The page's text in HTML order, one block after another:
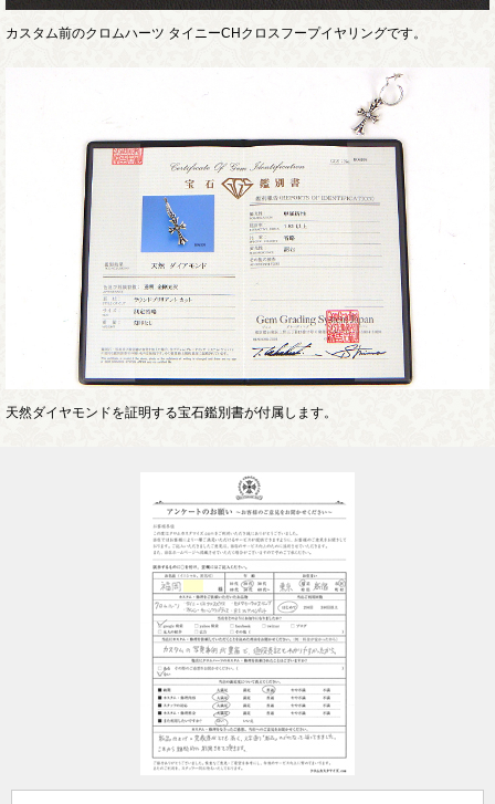
カスタム前のクロムハーツ タイニーCHクロスフープイヤリングです。
天然ダイヤモンドを証明する宝石鑑別書が付属します。